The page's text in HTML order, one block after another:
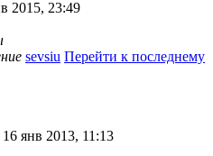
2015, 23:49
sevsiu Перейти к последнему
16 янв 2013, 11:13